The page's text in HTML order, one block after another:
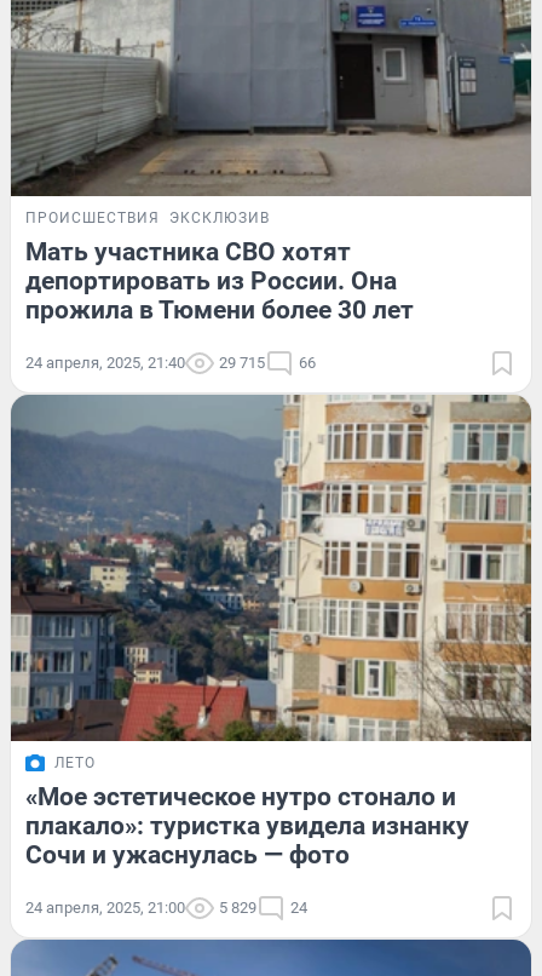
ПРОИСШЕСТВИЯ ЭКСКЛЮЗИВ
Мать участника СВО хотят
депортировать из России. Она
прожила в Тюмени более 30 лет
24 апреля, 2025, 21:40 29 715 66
ЛЕТО
«Мое эстетическое нутро стонало и
плакало»: туристка увидела изнанку
Сочи и ужаснулась — фото
24 апреля, 2025, 21:00 5 829 24